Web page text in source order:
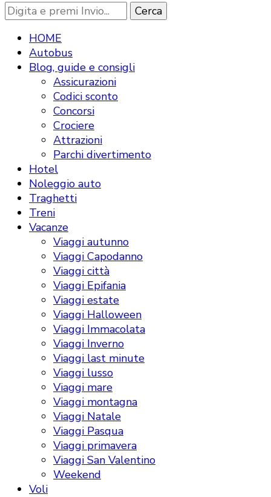
Cerchi
qualcosa?
HOME
Autobus
Blog, guide e consigli
Assicurazioni
Codici sconto
Concorsi
Crociere
Attrazioni
Parchi divertimento
Hotel
Noleggio auto
Traghetti
Treni
Vacanze
Viaggi autunno
Viaggi Capodanno
Viaggi città
Viaggi Epifania
Viaggi estate
Viaggi Halloween
Viaggi Immacolata
Viaggi Inverno
Viaggi last minute
Viaggi lusso
Viaggi mare
Viaggi montagna
Viaggi Natale
Viaggi Pasqua
Viaggi primavera
Viaggi San Valentino
Weekend
Voli